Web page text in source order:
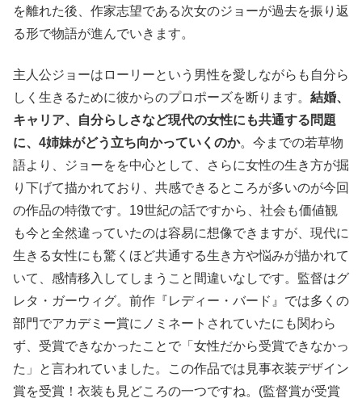
を離れた後、作家志望である次女のジョーが過去を振り返
る形で物語が進んでいきます。
主人公ジョーはローリーという男性を愛しながらも自分ら
しく生きるために彼からのプロポーズを断ります。 結婚、
キャリア、自分らしさなど現代の女性にも共通する問題
に、4姉妹がどう立ち向かっていくのか。今までの若草物
語より、ジョーをを中心として、さらに女性の生き方が掘
り下げて描かれており、共感できるところが多いのが今回
の作品の特徴です。19世紀の話ですから、社会も価値観
も今と全然違っていたのは容易に想像できますが、現代に
生きる女性にも驚くほど共通する生き方や悩みが描かれて
いて、感情移入してしまうこと間違いなしです。監督はグ
レタ・ガーウィグ。前作『レディー・バード』では多くの
部門でアカデミー賞にノミネートされていたにも関わら
ず、受賞できなかったことで「女性だから受賞できなかっ
た」と言われていました。この作品では見事衣装デザイン
賞を受賞！衣装も見どころの一つですね。(監督賞が受賞